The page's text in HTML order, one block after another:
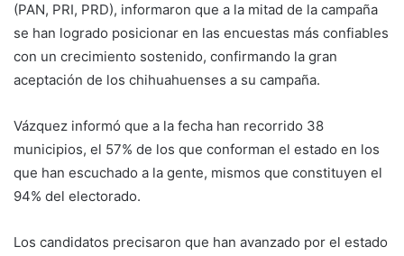
(PAN, PRI, PRD), informaron que a la mitad de la campaña
se han logrado posicionar en las encuestas más confiables
con un crecimiento sostenido, confirmando la gran
aceptación de los chihuahuenses a su campaña.
Vázquez informó que a la fecha han recorrido 38
municipios, el 57% de los que conforman el estado en los
que han escuchado a la gente, mismos que constituyen el
94% del electorado.
Los candidatos precisaron que han avanzado por el estado